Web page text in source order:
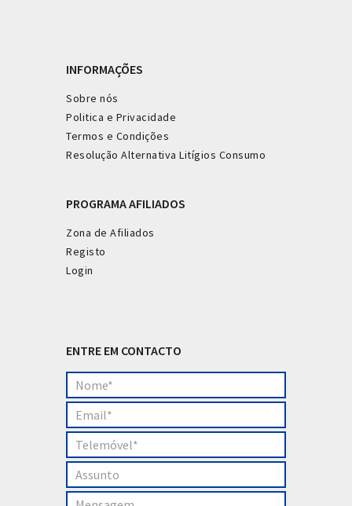
INFORMAÇÕES
Sobre nós
Politica e Privacidade
Termos e Condições
Resolução Alternativa Litígios Consumo
PROGRAMA AFILIADOS
Zona de Afiliados
Registo
Login
ENTRE EM CONTACTO